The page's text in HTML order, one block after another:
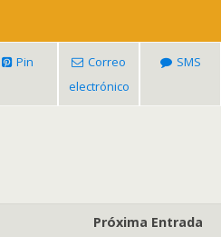
Pin
Correo
electrónico
SMS
Próxima Entrada